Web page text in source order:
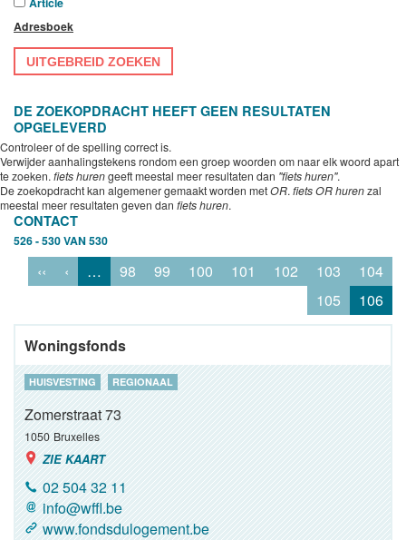
Adresboek
UITGEBREID ZOEKEN
DE ZOEKOPDRACHT HEEFT GEEN RESULTATEN
OPGELEVERD
Controleer of de spelling correct is.
Verwijder aanhalingstekens rondom een groep woorden om naar elk woord apart
te zoeken. fiets hurengeeft meestal meer resultaten dan "fiets huren".
De zoekopdracht kan algemener gemaakt worden metOR. fiets OR hurenzal
meestal meer resultaten geven dan fiets huren.
CONTACT
526 - 530 VAN 530
‹‹ ‹ … 98 99 100 101 102 103
104
105
106
Woningsfonds
HUISVESTING REGIONAAL
Zomerstraat 73
1050 Bruxelles
ZIE KAART
02 504 32 11
info@wffl.be
www.fondsdulogement.be